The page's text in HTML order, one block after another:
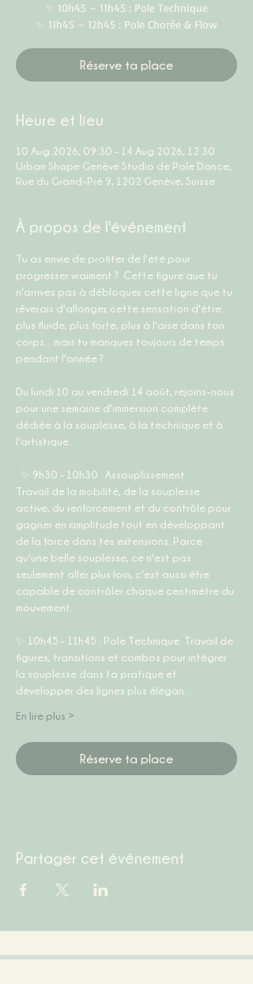
✨ 10h45 – 11h45 : Pole Technique
✨ 11h45 – 12h45 : Pole Chorée & Flow
Réserve ta place
Heure et lieu
10 Aug 2026, 09:30 – 14 Aug 2026, 12:30
Urban Shape Genève Studio de Pole Dance,
Rue du Grand-Pré 9, 1202 Genève, Suisse
À propos de l'événement
Tu as envie de profiter de l'été pour
progresser vraiment ?  Cette figure que tu
n'arrives pas à débloquer, cette ligne que tu
rêverais d'allonger, cette sensation d'être
plus fluide, plus forte, plus à l'aise dans ton
corps... mais tu manques toujours de temps
pendant l'année ?
Du lundi 10 au vendredi 14 août, rejoins-nous
pour une semaine d'immersion complète
dédiée à la souplesse, à la technique et à
l'artistique.
  ✨ 9h30 – 10h30 : Assouplissement
Travail de la mobilité, de la souplesse
active, du renforcement et du contrôle pour
gagner en amplitude tout en développant
de la force dans tes extensions. Parce
qu'une belle souplesse, ce n'est pas
seulement aller plus loin, c'est aussi être
capable de contrôler chaque centimètre du
mouvement.
✨ 10h45 – 11h45 : Pole Technique  Travail de
figures, transitions et combos pour intégrer
la souplesse dans ta pratique et
développer des lignes plus élégan…
En lire plus >
Réserve ta place
Partager cet événement